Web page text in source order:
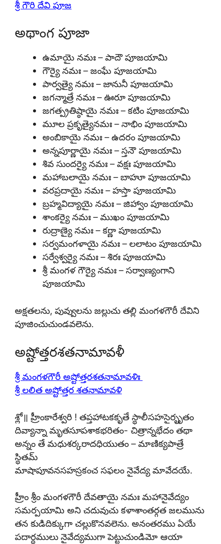
శ్రీ గౌరి దేవి పూజ
అథాంగ పూజా
ఉమాయై నమః – పాదౌ పూజయామి
గౌర్యై నమః – జంఘే పూజయామి
పార్వత్యై నమః – జానునీ పూజయామి
జగన్మాత్రే నమః – ఊరూ పూజయామి
జగత్ప్రతిష్ఠాయై నమః – కటిం పూజయామి
మూల ప్రకృత్యైనమః – నాభిం పూజయామి
అంబికాయై నమః – ఉదరం పూజయామి
అన్నపూర్ణాయై నమః – స్తనౌ పూజయామి
శివ సుందర్యై నమః – వక్షః పూజయామి
మహాబలాయై నమః – బాహూ పూజయామి
వరప్రదాయై నమః – హస్తా పూజయామి
బ్రహ్మవిద్యాయై నమః – జిహ్వాం పూజయామి
శాంకర్యై నమః – ముఖం పూజయామి
రుద్రాణ్యై నమః – కర్ణా పూజయామి
సర్వమంగళాయై నమః – లలాటం పూజయామి
సర్వేశ్వర్యై నమః – శిరః పూజయామి
శ్రీ మంగళ గౌర్యై నమః – సర్వాణ్యంగాని
పూజయామి
అక్షతలను, పువ్వులను జల్లుచు తల్లి మంగళగౌరీ దేవిని
పూజించుచుండవలెను.
అష్టోత్తరశతనామావళీ
శ్రీ మంగళగౌరీ అష్టోత్తరశతనామావళిః
శ్రీ లలిత అష్టోత్తర శతనామావళి
శ్లో॥ హ్రీంకారేశ్వరి ! తప్తహాటకకృతే స్థాలీసహసైరృృతం
దివ్యాన్నా మృతసూపశాకభరితం- చిత్రాన్నభేదం తథా
అన్నం తే మధుశర్కరాదధియుతం – మాణిక్యపాత్రే
స్థితమ్
మాషాపూవనసహస్రకంచ సఫలం నైవేద్య మావేదయే.
హ్రీం శ్రీం మంగళగౌరీ దేవతాయై నమః మహానైవేద్యం
సమర్పయామి అని చదువుచు కళాశాంతర్గత జలమును
తన కుడిదిక్కుగా చల్లుకొనవలెను. అనంతరము ఏయే
పదార్ధములు నైవేద్యముగా పెట్టుచుండిమో ఆయా